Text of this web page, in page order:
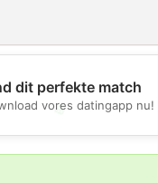
💖
dit perfekte match
vores datingapp nu!